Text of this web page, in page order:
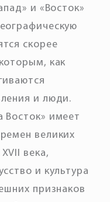
и «Восток»
скорее
как
и люди.
Восток» имеет
великих
века,
и культура
признаков